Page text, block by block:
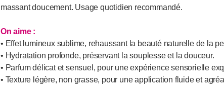
massant doucement. Usage quotidien recommandé.
On aime :
• Effet lumineux sublime, rehaussant la beauté naturelle de la
• Hydratation profonde, préservant la souplesse et la douceur.
• Parfum délicat et sensuel, pour une expérience sensorielle
• Texture légère, non grasse, pour une application fluide et